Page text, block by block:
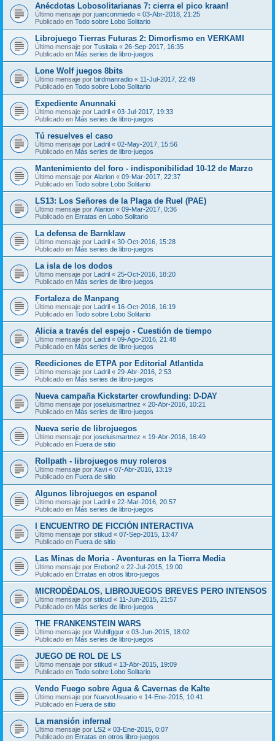
Anécdotas Lobosolitarianas 7: cierra el pico kraan!
Último mensaje por juanconmiedo « 03-Abr-2018, 21:25
Publicado en Todo sobre Lobo Solitario
Librojuego Tierras Futuras 2: Dimorfismo en VERKAMI
Último mensaje por Tusitala « 26-Sep-2017, 16:35
Publicado en Más series de libro-juegos
Lone Wolf juegos 8bits
Último mensaje por birdmanradio « 11-Jul-2017, 22:49
Publicado en Todo sobre Lobo Solitario
Expediente Anunnaki
Último mensaje por Ladril « 03-Jul-2017, 19:33
Publicado en Más series de libro-juegos
Tú resuelves el caso
Último mensaje por Ladril « 02-May-2017, 15:56
Publicado en Más series de libro-juegos
Mantenimiento del foro - indisponibilidad 10-12 de Marzo
Último mensaje por Alarion « 09-Mar-2017, 22:37
Publicado en Todo sobre Lobo Solitario
LS13: Los Señores de la Plaga de Ruel (PAE)
Último mensaje por Alarion « 09-Mar-2017, 0:36
Publicado en Erratas en Lobo Solitario
La defensa de Barnklaw
Último mensaje por Ladril « 30-Oct-2016, 15:28
Publicado en Más series de libro-juegos
La isla de los dodos
Último mensaje por Ladril « 25-Oct-2016, 18:20
Publicado en Más series de libro-juegos
Fortaleza de Manpang
Último mensaje por Ladril « 16-Oct-2016, 16:19
Publicado en Todo sobre Lobo Solitario
Alicia a través del espejo - Cuestión de tiempo
Último mensaje por Ladril « 09-Ago-2016, 21:48
Publicado en Más series de libro-juegos
Reediciones de ETPA por Editorial Atlantida
Último mensaje por Ladril « 29-Abr-2016, 2:53
Publicado en Más series de libro-juegos
Nueva campaña Kickstarter crowfunding: D-DAY
Último mensaje por joseluismartnez « 20-Abr-2016, 10:21
Publicado en Más series de libro-juegos
Nueva serie de librojuegos
Último mensaje por joseluismartnez « 19-Abr-2016, 16:49
Publicado en Fuera de sitio
Rollpath - librojuegos muy roleros
Último mensaje por Xavi « 07-Abr-2016, 13:19
Publicado en Fuera de sitio
Algunos librojuegos en espanol
Último mensaje por Ladril « 22-Mar-2016, 20:57
Publicado en Más series de libro-juegos
I ENCUENTRO DE FICCIÓN INTERACTIVA
Último mensaje por stikud « 07-Sep-2015, 13:47
Publicado en Fuera de sitio
Las Minas de Moria - Aventuras en la Tierra Media
Último mensaje por Erebon2 « 22-Jul-2015, 19:00
Publicado en Erratas en otros libro-juegos
MICRODÉDALOS, LIBROJUEGOS BREVES PERO INTENSOS
Último mensaje por stikud « 11-Jun-2015, 21:57
Publicado en Más series de libro-juegos
THE FRANKENSTEIN WARS
Último mensaje por Wuhlfggur « 03-Jun-2015, 18:02
Publicado en Más series de libro-juegos
JUEGO DE ROL DE LS
Último mensaje por stikud « 13-Abr-2015, 19:09
Publicado en Todo sobre Lobo Solitario
Vendo Fuego sobre Agua & Cavernas de Kalte
Último mensaje por NuevoUsuario « 14-Ene-2015, 10:41
Publicado en Fuera de sitio
La mansión infernal
Último mensaje por LS2 « 03-Ene-2015, 0:07
Publicado en Erratas en otros libro-juegos